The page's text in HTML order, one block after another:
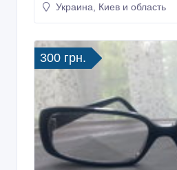
Украина, Киев и область
300 грн.